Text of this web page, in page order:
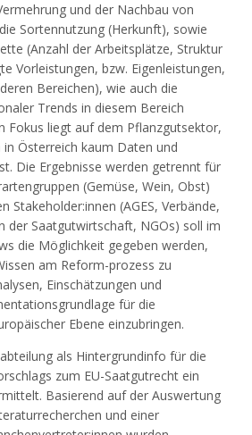
und der Nachbau von
Sortennutzung (Herkunft), sowie
(Anzahl der Arbeitsplätze, Struktur
Vorleistungen, bzw. Eigenleistungen,
Bereichen), wie auch die
Trends in diesem Bereich
Fokus liegt auf dem Pflanzgutsektor,
Österreich kaum Daten und
Die Ergebnisse werden getrennt für
(Gemüse, Wein, Obst)
Stakeholder:innen (AGES, Verbände,
der Saatgutwirtschaft, NGOs) soll im
die Möglichkeit gegeben werden,
am Reform-prozess zu
Einschätzungen und
für die
Ebene einzubringen.
als Hintergrundinfo für die
zum EU-Saatgutrecht ein
Basierend auf der Auswertung
und einer